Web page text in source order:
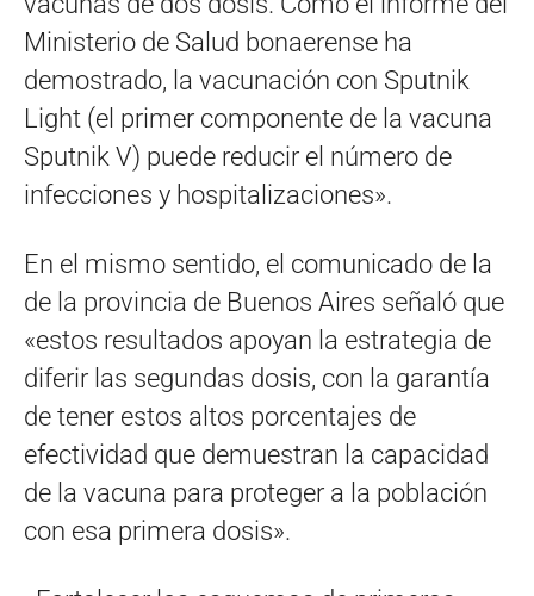
Ministerio de Salud bonaerense ha
demostrado, la vacunación con Sputnik
Light (el primer componente de la vacuna
Sputnik V) puede reducir el número de
infecciones y hospitalizaciones».
En el mismo sentido, el comunicado de la
de la provincia de Buenos Aires señaló que
«estos resultados apoyan la estrategia de
diferir las segundas dosis, con la garantía
de tener estos altos porcentajes de
efectividad que demuestran la capacidad
de la vacuna para proteger a la población
con esa primera dosis».